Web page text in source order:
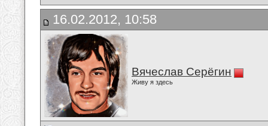
16.02.2012, 10:58
Вячеслав Серёгин
Живу я здесь